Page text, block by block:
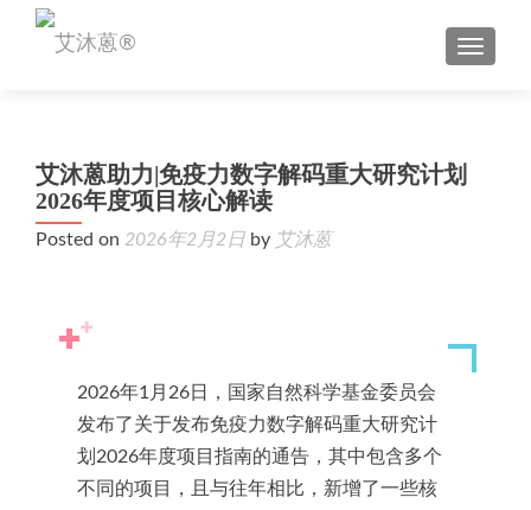
艾沐蒽助力|免疫力数字解码重大研究计划
2026年度项目核心解读
Posted on 2026年2月2日 by 艾沐蒽
2026年1月26日，国家自然科学基金委员会
发布了关于发布免疫力数字解码重大研究计
划2026年度项目指南的通告， 其中包含多个
不同的项目，且与往年相比，新增了一些核